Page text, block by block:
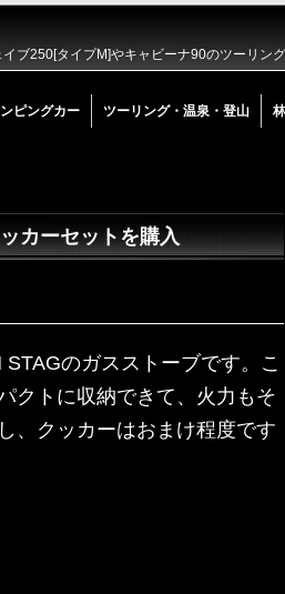
ブ250[タイプM]やキャビーナ90のツーリン
ピングカー ツーリング・温泉・登山
カーセットを購入
のガスストーブです。こ
クトに収納できて、火力もそ
、クッカーはおまけ程度です